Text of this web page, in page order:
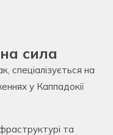
сила
спеціалізується на
у Каппадокії
та